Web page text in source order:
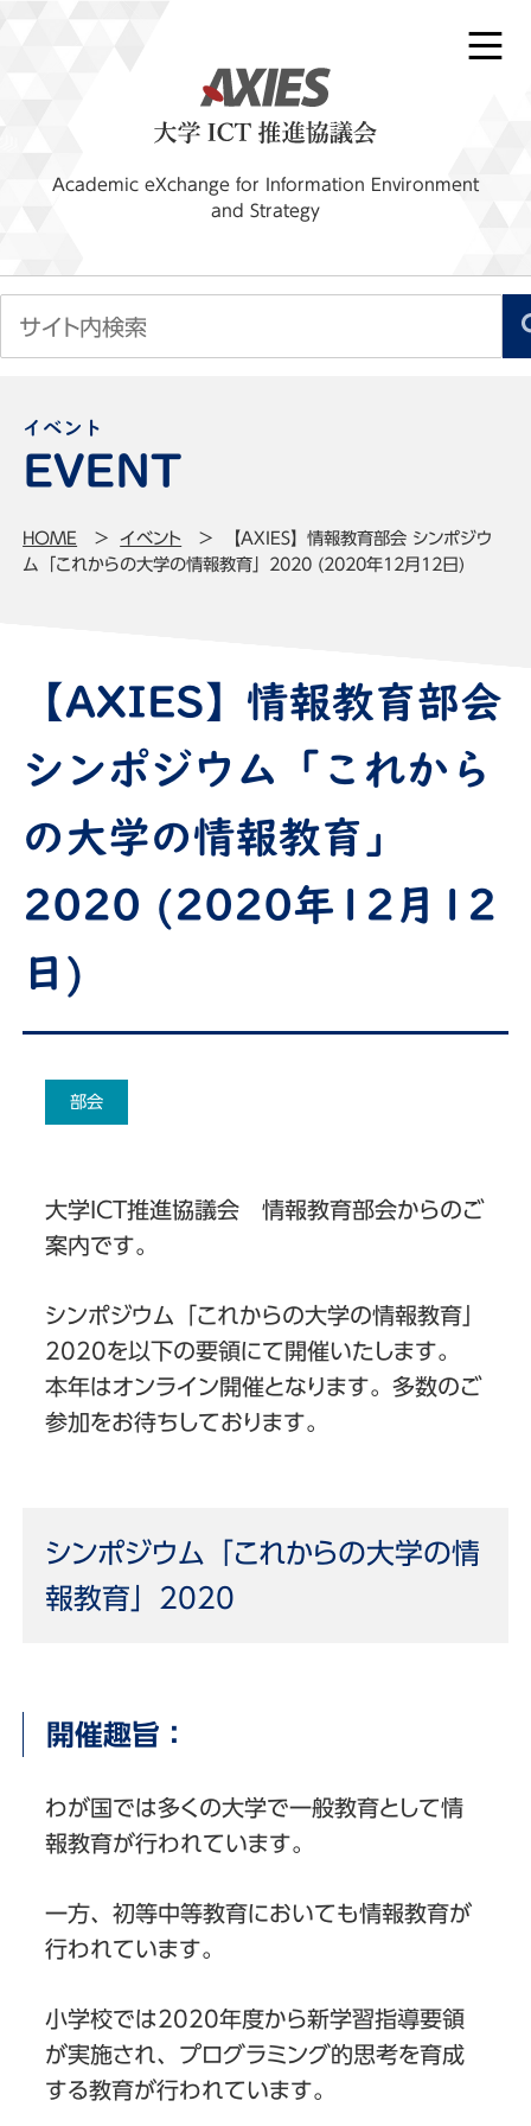
Academic eXchange for Information Environment
and Strategy
イベント
HOME イベント
【AXIES】情報教育部会 シンポジウ
ム「これからの大学の情報教育」2020 (2020年12月12日)
【AXIES】情報教育部会
シンポジウム「これから
の大学の情報教育」
2020 (2020年12月12
日)
部会
大学ICT推進協議会 情報教育部会からのご
案内です。
シンポジウム「これからの大学の情報教育」
2020を以下の要領にて開催いたします。
本年はオンライン開催となります。多数のご
参加をお待ちしております。
シンポジウム「これからの大学の情
報教育」2020
開催趣旨：
わが国では多くの大学で一般教育として情
報教育が行われています。
一方、初等中等教育においても情報教育が
行われています。
小学校では2020年度から新学習指導要領
が実施され、プログラミング的思考を育成
する教育が行われています。